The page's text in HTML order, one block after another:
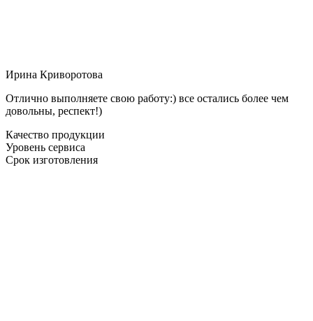
Ирина Криворотова
Отлично выполняете свою работу:) все остались более чем
довольны, респект!)
Качество продукции
Уровень сервиса
Срок изготовления